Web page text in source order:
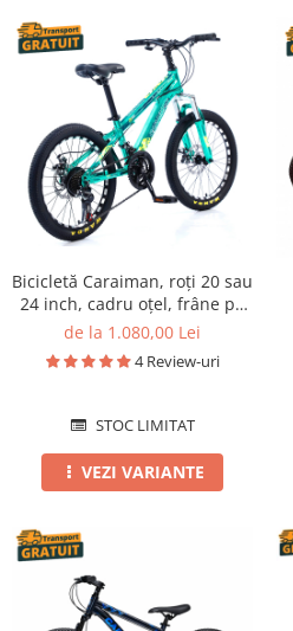
Bicicletă Caraiman, roți 20 sau
24 inch, cadru oțel, frâne pe
disc, turcoaz
de la 1.080,00 Lei
4 Review-uri
STOC LIMITAT
VEZI VARIANTE